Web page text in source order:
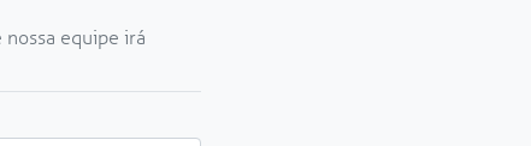
nossa equipe irá